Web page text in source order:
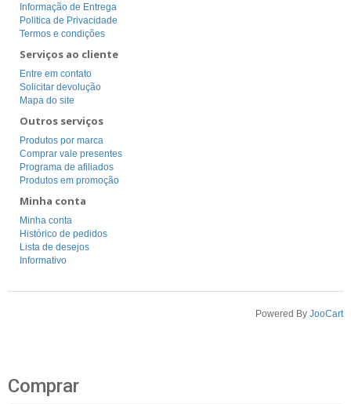
Informação de Entrega
Politica de Privacidade
Termos e condições
Serviços ao cliente
Entre em contato
Solicitar devolução
Mapa do site
Outros serviços
Produtos por marca
Comprar vale presentes
Programa de afiliados
Produtos em promoção
Minha conta
Minha conta
Histórico de pedidos
Lista de desejos
Informativo
Powered By JooCart
Comprar